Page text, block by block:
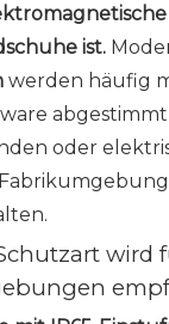
ist.
werden häufig
oder
wird